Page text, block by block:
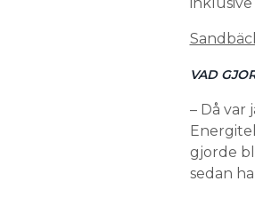
VAD
– Då var
gjorde
sedan